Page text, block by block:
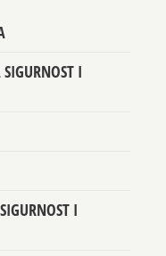
I
I